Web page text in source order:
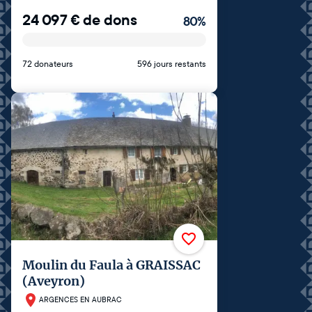
24 097€de dons 80%
72 donateurs 596 jours restants
Moulin du Faula à GRAISSAC
(Aveyron)
ARGENCES EN AUBRAC